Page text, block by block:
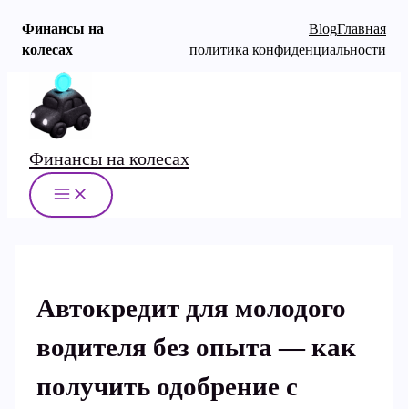
Финансы на
колесах
BlogГлавная
политика конфиденциальности
Перейти
содержимому
Финансы на колесах
MAIN
MENU
Автокредит для молодого
водителя без опыта — как
получить одобрение с